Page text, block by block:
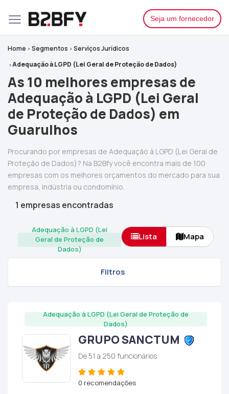
Seja um fornecedor
Home Segmentos
Serviços Jurídicos
Adequação à LGPD (Lei Geral de Proteção de Dados)
As 10 melhores empresas de
Adequação à LGPD (Lei Geral
de Proteção de Dados) em
Guarulhos
Procurando por empresas de Adequação à LGPD (Lei Geral de
Proteção de Dados)? Na B2Bfy você encontra mais de 100
empresas com os melhores orçamentos do mercado para sua
empresa, indústria ou condomínio.
1 empresas encontradas
Adequação à LGPD (Lei
Geral de Proteção de
Dados)
Lista Mapa
Filtros
Adequação à LGPD (Lei Geral de Proteção de
Dados)
GRUPO SANCTUM
De 51 a 250 funcionários
0 recomendações